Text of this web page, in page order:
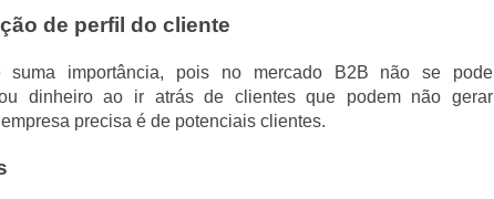
de perfil do cliente
suma importância, pois no mercado B2B não se pode
dinheiro ao ir atrás de clientes que podem não gerar
precisa é de potenciais clientes.